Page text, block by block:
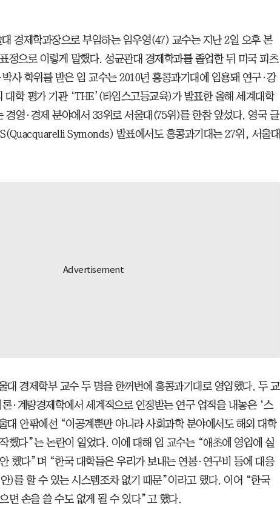
경제학과장으로 부임하는 임우영(47) 교수는 지난 2일 오후 본
정으로 이렇게 말했다. 성균관대 경제학과를 졸업한 뒤 미국 피츠
사 학위를 받은 임 교수는 2010년 홍콩과기대에 임용돼 연구·강
대학 평가 기관 ‘THE’(타임스고등교육)가 발표한 올해 세계대학
경영·경제 분야에서 33위로 서울대(75위)를 한참 앞섰다. 영국 글
Symonds) 발표에서도 홍콩과기대는 27위, 서울대
대 경제학부 교수 두 명을 한꺼번에 홍콩과기대로 영입했다. 두 교
·계량경제학에서 세계적으로 인정받는 연구 업적을 내놓은 ‘스
대 안팎에선 “이공계뿐만 아니라 사회과학 분야에서도 해외 대학
했다”는 논란이 일었다. 이에 대해 임 교수는 “애초에 영입에 실
했다”며 “한국 대학들은 우리가 보내는 연봉·연구비 등에 대응
)를 할 수 있는 시스템조차 없기 때문”이라고 했다. 이어 “한국
면 손을 쓸 수도 없게 될 수 있다”고 했다.